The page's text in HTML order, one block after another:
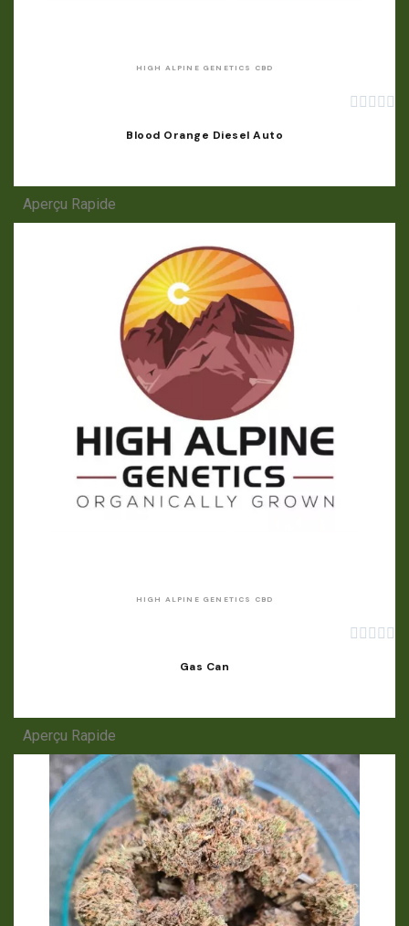
HIGH ALPINE GENETICS CBD
    
Blood Orange Diesel Auto
Aperçu Rapide
HIGH ALPINE GENETICS CBD
    
Gas Can
Aperçu Rapide